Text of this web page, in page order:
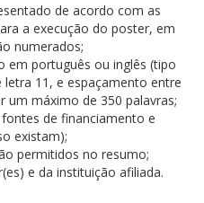
de acordo com as
a execução do poster, em
numerados;
em português ou inglês (tipo
11, e espaçamento entre
um máximo de 350 palavras;
de financiamento e
existam);
permitidos no resumo;
e da instituição afiliada.